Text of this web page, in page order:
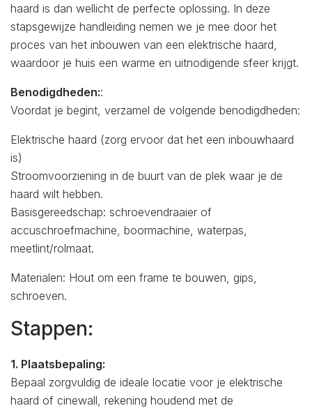
haard is dan wellicht de perfecte oplossing. In deze
stapsgewijze handleiding nemen we je mee door het
proces van het inbouwen van een elektrische haard,
waardoor je huis een warme en uitnodigende sfeer krijgt.
Benodigdheden::
Voordat je begint, verzamel de volgende benodigdheden:
Elektrische haard (zorg ervoor dat het een inbouwhaard
is)
Stroomvoorziening in de buurt van de plek waar je de
haard wilt hebben.
Basisgereedschap: schroevendraaier of
accuschroefmachine, boormachine, waterpas,
meetlint/rolmaat.
Materialen: Hout om een frame te bouwen, gips,
schroeven.
Stappen:
1. Plaatsbepaling:
Bepaal zorgvuldig de ideale locatie voor je elektrische
haard of cinewall, rekening houdend met de